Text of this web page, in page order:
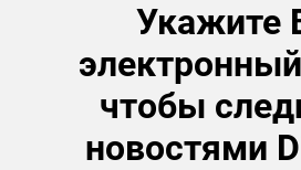
Укажите
чтобы
новостями